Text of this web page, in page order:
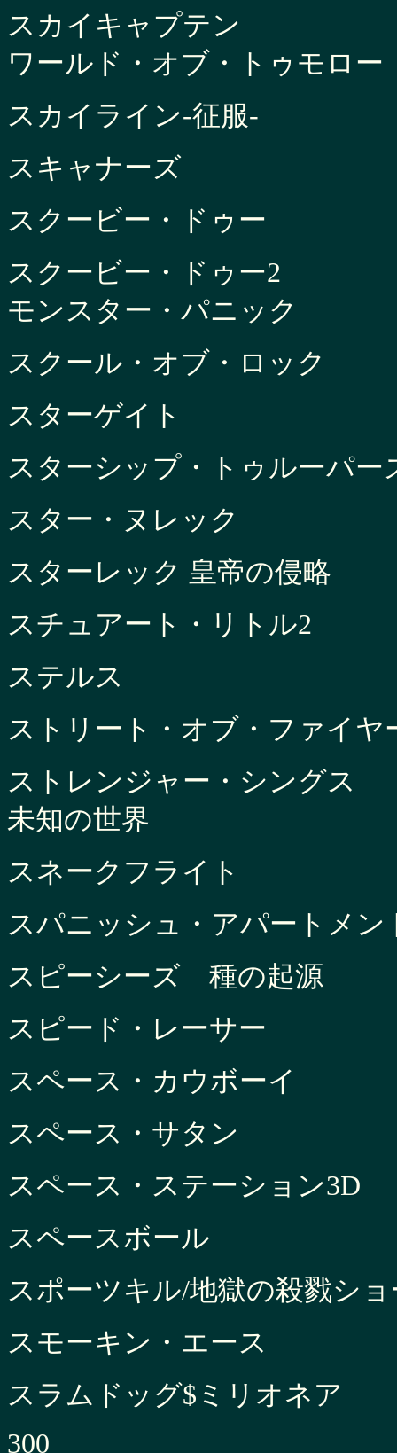
スカイキャプテン
ワールド・オブ・トゥモロー
スカイライン-征服-
スキャナーズ
スクービー・ドゥー
スクービー・ドゥー2
モンスター・パニック
スクール・オブ・ロック
スターゲイト
スターシップ・トゥルーパー
スター・ヌレック
スターレック 皇帝の侵略
スチュアート・リトル2
ステルス
ストリート・オブ・ファイヤ
ストレンジャー・シングス
未知の世界
スネークフライト
スパニッシュ・アパートメン
スピーシーズ 種の起源
スピード・レーサー
スペース・カウボーイ
スペース・サタン
スペース・ステーション3D
スペースボール
スポーツキル/地獄の殺戮ショ
スモーキン・エース
スラムドッグ$ミリオネア
300